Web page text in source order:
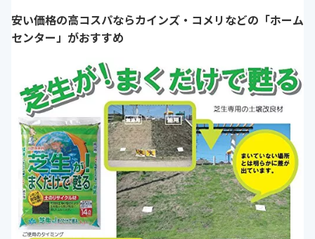
安い価格の高コスパならカインズ・コメリなどの「ホーム
センター」がおすすめ